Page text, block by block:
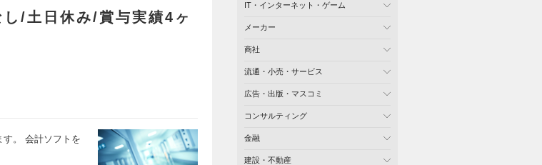
/土日休み/賞与実績4ヶ
す。 会計ソフトを
IT・インターネット・ゲーム
メーカー
商社
流通・小売・サービス
広告・出版・マスコミ
コンサルティング
金融
建設・不動産